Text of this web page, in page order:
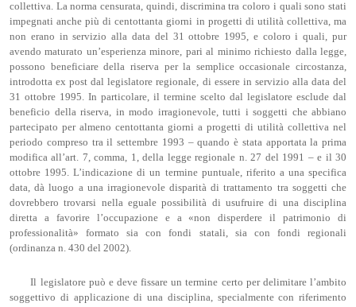
collettiva. La norma censurata, quindi, discrimina tra coloro i quali sono stati
impegnati anche più di centottanta giorni in progetti di utilità collettiva, ma
non erano in servizio alla data del 31 ottobre 1995, e coloro i quali, pur
avendo maturato un’esperienza minore, pari al minimo richiesto dalla legge,
possono beneficiare della riserva per la semplice occasionale circostanza,
introdotta ex post dal legislatore regionale, di essere in servizio alla data del
31 ottobre 1995. In particolare, il termine scelto dal legislatore esclude dal
beneficio della riserva, in modo irragionevole, tutti i soggetti che abbiano
partecipato per almeno centottanta giorni a progetti di utilità collettiva nel
periodo compreso tra il settembre 1993 – quando è stata apportata la prima
modifica all’art. 7, comma, 1, della legge regionale n. 27 del 1991 – e il 30
ottobre 1995. L’indicazione di un termine puntuale, riferito a una specifica
data, dà luogo a una irragionevole disparità di trattamento tra soggetti che
dovrebbero trovarsi nella eguale possibilità di usufruire di una disciplina
diretta a favorire l’occupazione e a «non disperdere il patrimonio di
professionalità» formato sia con fondi statali, sia con fondi regionali
(ordinanza n. 430 del 2002).
Il legislatore può e deve fissare un termine certo per delimitare l’ambito
soggettivo di applicazione di una disciplina, specialmente con riferimento